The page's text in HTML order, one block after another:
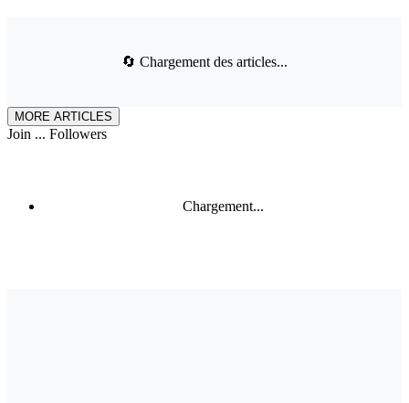
🔄 Chargement des articles...
MORE ARTICLES
Join ... Followers
Chargement...